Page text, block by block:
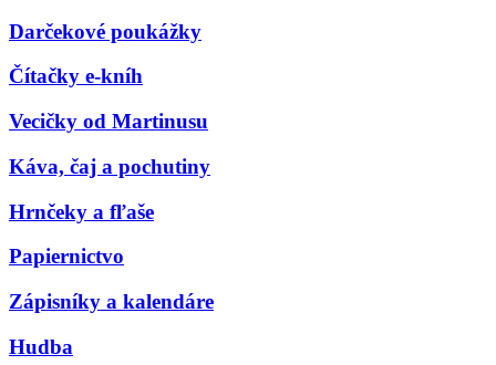
Darčekové poukážky
Čítačky e-kníh
Vecičky od Martinusu
Káva, čaj a pochutiny
Hrnčeky a fľaše
Papiernictvo
Zápisníky a kalendáre
Hudba